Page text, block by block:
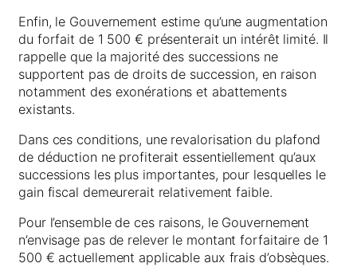
Enfin, le Gouvernement estime qu’une augmentation
du forfait de 1 500 € présenterait un intérêt limité. Il
rappelle que la majorité des successions ne
supportent pas de droits de succession, en raison
notamment des exonérations et abattements
existants.
Dans ces conditions, une revalorisation du plafond
de déduction ne profiterait essentiellement qu’aux
successions les plus importantes, pour lesquelles le
gain fiscal demeurerait relativement faible.
Pour l’ensemble de ces raisons, le Gouvernement
n’envisage pas de relever le montant forfaitaire de 1
500 € actuellement applicable aux frais d’obsèques.